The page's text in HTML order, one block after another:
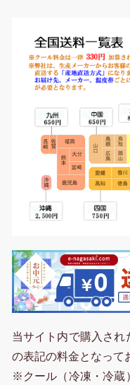
当サイト内で購入され
の表記の料金となって
※クール（冷凍・冷蔵